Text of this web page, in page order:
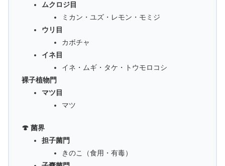
ムクロジ目
ミカン・ユズ・レモン・モミジ
ウリ目
カボチャ
イネ目
イネ・ムギ・タケ・トウモロコシ
裸子植物門
マツ目
マツ
🍄 菌界
担子菌門
きのこ（食用・有毒）